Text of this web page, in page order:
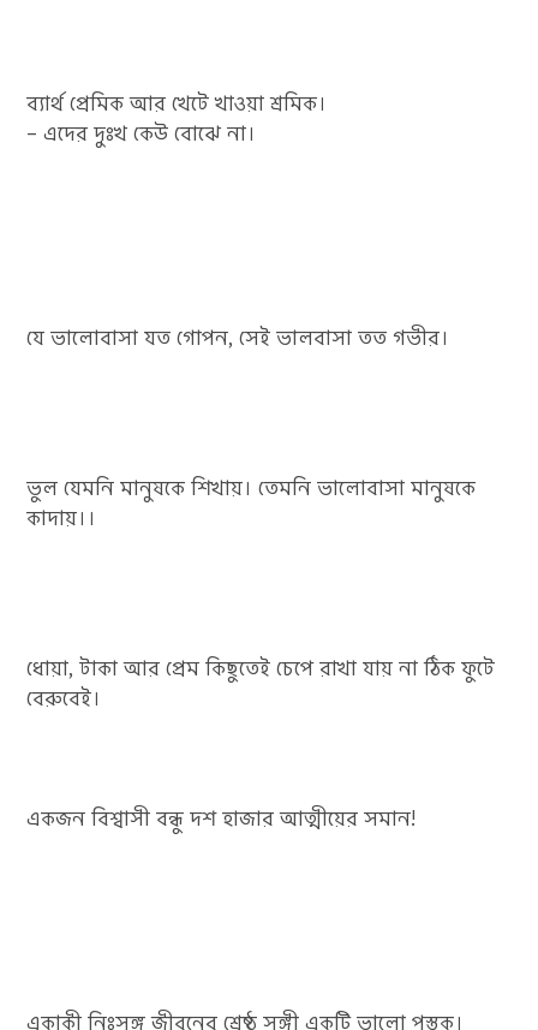
ব্যার্থ প্রেমিক আর খেটে খাওয়া শ্রমিক।
– এদের দুঃখ কেউ বোঝে না।
যে ভালোবাসা যত গোপন, সেই ভালবাসা তত গভীর।
ভুল যেমনি মানুষকে শিখায়। তেমনি ভালোবাসা মানুষকে
কাদায়।।
ধোয়া, টাকা আর প্রেম কিছুতেই চেপে রাখা যায় না ঠিক ফুটে
বেরুবেই।
একজন বিশ্বাসী বন্ধু দশ হাজার আত্মীয়ের সমান!
একাকী নিঃসঙ্গ জীবনের শ্রেষ্ঠ সঙ্গী একটি ভালো পুস্তক।